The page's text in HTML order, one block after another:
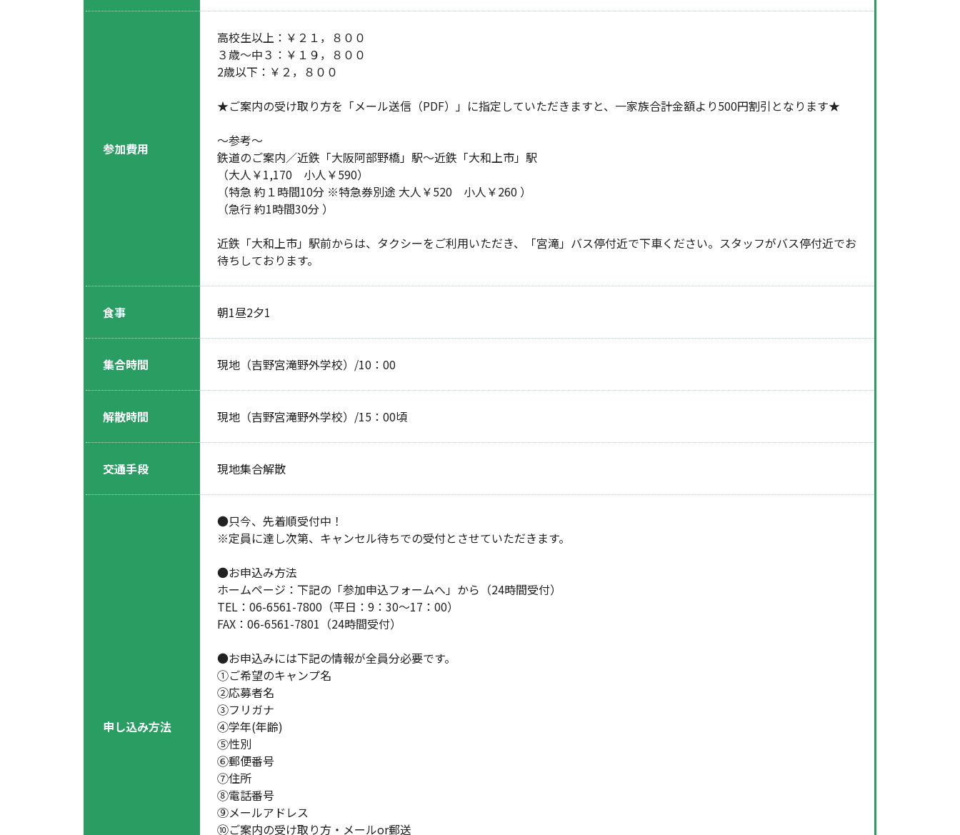
参加費用
高校生以上：￥２１，８００
３歳～中３：￥１９，８００
2歳以下：￥２，８００
★ご案内の受け取り方を「メール送信（PDF）」に指定していただきますと、一家族合計金額より500円割引となります★
～参考～
鉄道のご案内／近鉄「大阪阿部野橋」駅～近鉄「大和上市」駅
（大人￥1,170 小人￥590）
（特急 約１時間10分 ※特急券別途 大人￥520 小人￥260 ）
（急行 約1時間30分 ）
近鉄「大和上市」駅前からは、タクシーをご利用いただき、「宮滝」バス停付近で下車ください。スタッフがバス停付近でお
待ちしております。
食事 朝1昼2夕1
集合時間 現地（吉野宮滝野外学校）/10：00
解散時間 現地（吉野宮滝野外学校）/15：00頃
交通手段 現地集合解散
申し込み方法
●只今、先着順受付中！
※定員に達し次第、キャンセル待ちでの受付とさせていただきます。
●お申込み方法
ホームページ：下記の「参加申込フォームへ」から（24時間受付）
TEL：06-6561-7800（平日：9：30～17：00）
FAX：06-6561-7801（24時間受付）
●お申込みには下記の情報が全員分必要です。
①ご希望のキャンプ名
②応募者名
③フリガナ
④学年(年齢)
⑤性別
⑥郵便番号
⑦住所
⑧電話番号
⑨メールアドレス
⑩ご案内の受け取り方・メールor郵送